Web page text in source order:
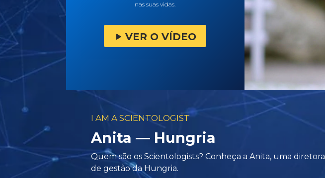
nas suas vidas.
VER O VÍDEO
I AM A SCIENTOLOGIST
Anita — Hungria
Quem são os Scientologists? Conheça a Anita, uma diretora
de gestão da Hungria.